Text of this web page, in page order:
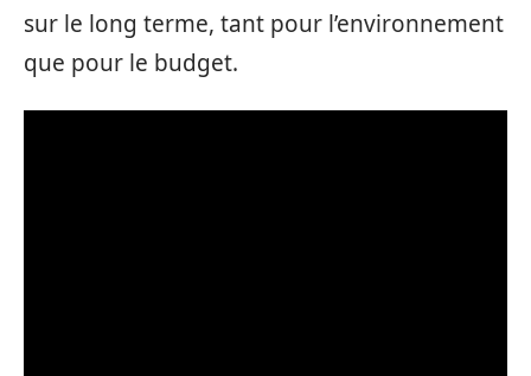
sur le long terme, tant pour l’environnement
que pour le budget.